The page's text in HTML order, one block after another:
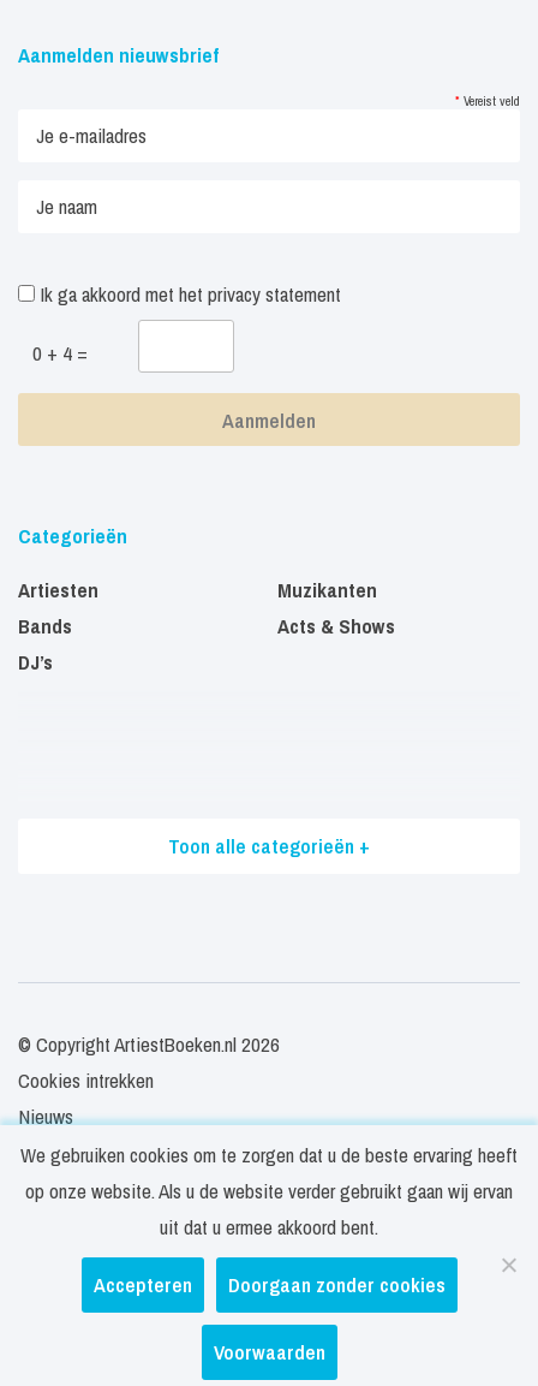
Aanmelden nieuwsbrief
* Vereist veld
Ik ga akkoord met het privacy statement
0 + 4 =
Categorieën
Artiesten
Bands
DJ’s
Muzikanten
Acts & Shows
Toon alle categorieën +
© Copyright ArtiestBoeken.nl 2026
Cookies intrekken
Nieuws
Veelgestelde vragen
Contact
Privacy- en cookieverklaring
Disclaimer
Algemene voorwaarden
We gebruiken cookies om te zorgen dat u de beste ervaring heeft
op onze website. Als u de website verder gebruikt gaan wij ervan
uit dat u ermee akkoord bent.
Accepteren Doorgaan zonder cookies
Voorwaarden